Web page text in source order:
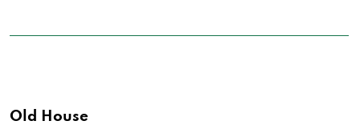
Old House